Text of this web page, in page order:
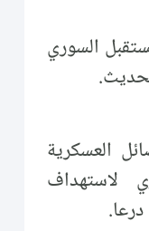
السوري
العسكرية
لاستهداف